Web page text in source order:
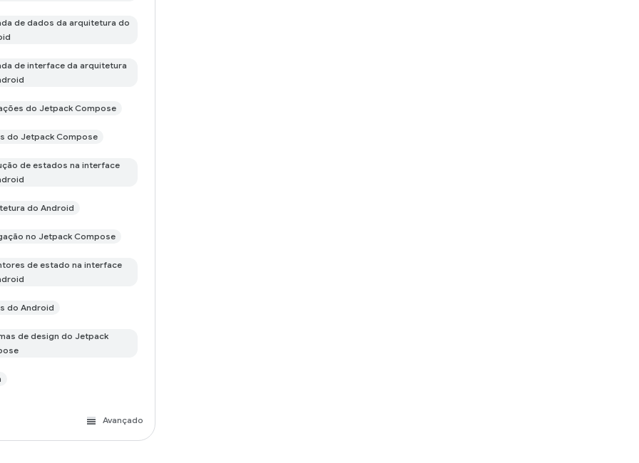
de dados da arquitetura do
de interface da arquitetura
do Jetpack Compose
do Jetpack Compose
de estados na interface
do Android
no Jetpack Compose
de estado na interface
do Android
de design do Jetpack
Avançado